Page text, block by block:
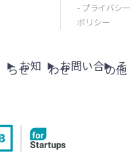
- プライバシー
ポリシー
お知
らせ お問い合
わせ そ
の他